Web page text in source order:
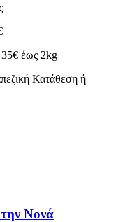
35€ έως 2kg
Κατάθεση ή
την Νονά